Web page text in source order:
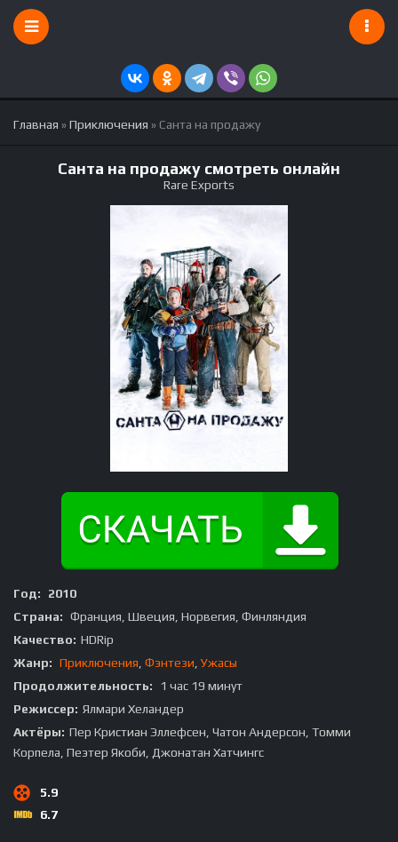
Главная »Приключения » Санта на продажу
Санта на продажу смотреть онлайн
Rare Exports
Год:
2010
Страна: Франция, Швеция, Норвегия, Финляндия
Качество: HDRip
Жанр: Приключения, Фэнтези, Ужасы
Продолжительность:
1 час 19 минут
Режиссер: Ялмари Хеландер
Актёры: Пер Кристиан Эллефсен, Чатон Андерсон, Томми
Корпела, Пеэтер Якоби, Джонатан Хатчингс
5.9
6.7